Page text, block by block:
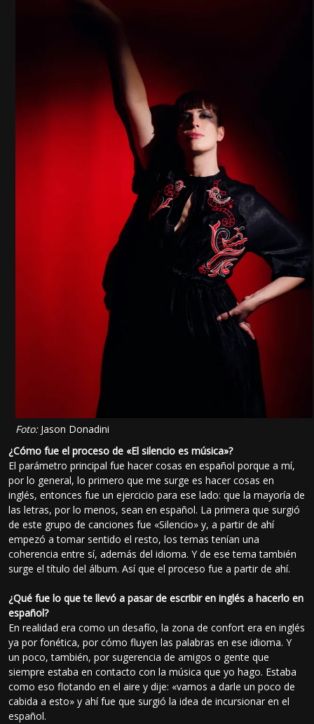
Foto:Jason Donadini
¿Cómo fue el proceso de «El silencio es música»?
El parámetro principal fue hacer cosas en español porque a mí,
por lo general, lo primero que me surge es hacer cosas en
inglés, entonces fue un ejercicio para ese lado: que la mayoría de
las letras, por lo menos, sean en español. La primera que surgió
de este grupo de canciones fue «Silencio» y, a partir de ahí
empezó a tomar sentido el resto, los temas tenían una
coherencia entre sí, además del idioma. Y de ese tema también
surge el título del álbum. Así que el proceso fue a partir de ahí.
¿Qué fue lo que te llevó a pasar de escribir en inglés a hacerlo en
español?
En realidad era como un desafío, la zona de confort era en inglés
ya por fonética, por cómo fluyen las palabras en ese idioma. Y
un poco, también, por sugerencia de amigos o gente que
siempre estaba en contacto con la música que yo hago. Estaba
como eso flotando en el aire y dije: «vamos a darle un poco de
cabida a esto» y ahí fue que surgió la idea de incursionar en el
español.